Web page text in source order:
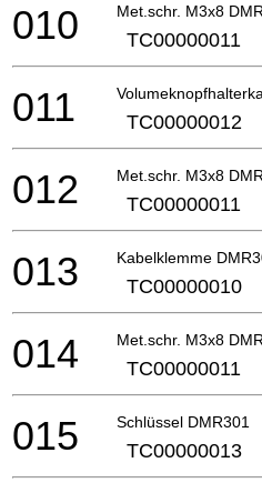
Met.schr. M3x8
010 TC00000011
011 TC00000012
Met.schr. M3x8
012 TC00000011
Kabelklemme
013 TC00000010
Met.schr. M3x8
014 TC00000011
Schlüssel DMR301
015 TC00000013